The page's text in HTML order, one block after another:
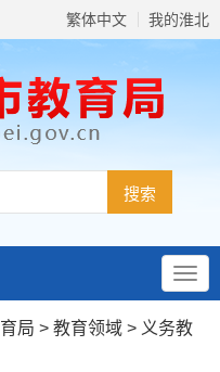
繁体中文 我的淮北
局 > 教育领域 > 义务教